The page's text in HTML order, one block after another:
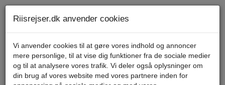
Menu
Riisrejser.dk anvender cookies
Vi anvender cookies til at gøre vores indhold og annoncer
mere personlige, til at vise dig funktioner fra de sociale medier
og til at analysere vores trafik. Vi deler også oplysninger om
din brug af vores website med vores partnere inden for